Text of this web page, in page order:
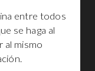
entre todos
se haga al
al mismo